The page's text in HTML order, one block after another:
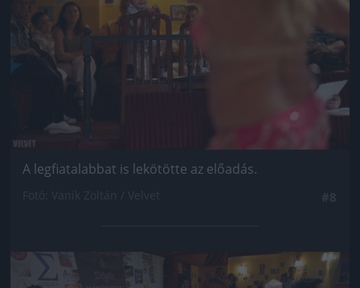
A legfiatalabbat is lekötötte az előadás.
Jön még kép!